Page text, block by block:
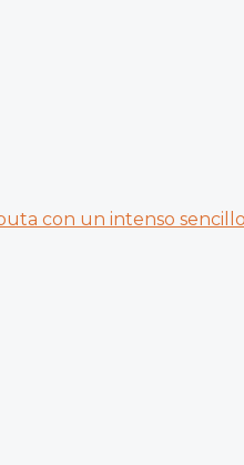
con un intenso